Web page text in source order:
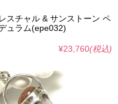
スチャル & サンストーン ペ
ュラム(epe032)
¥23,760(税込)